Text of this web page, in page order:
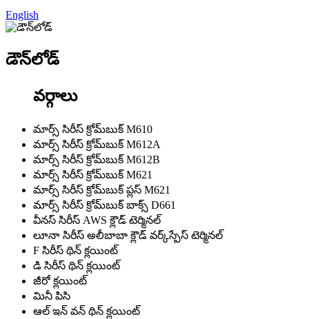
English
డౌన్‌లోడ్
వర్గాలు
మార్స్ సిరీస్ క్రోమ్‌బుక్ M610
మార్స్ సిరీస్ క్రోమ్‌బుక్ M612A
మార్స్ సిరీస్ క్రోమ్‌బుక్ M612B
మార్స్ సిరీస్ క్రోమ్‌బుక్ M621
మార్స్ సిరీస్ క్రోమ్‌బుక్ ప్లస్ M621
మార్స్ సిరీస్ క్రోమ్‌బుక్ బాక్స్ D661
వీనస్ సిరీస్ AWS క్లౌడ్ టెర్మినల్
లూనా సిరీస్ అలీబాబా క్లౌడ్ వర్క్‌స్పేస్ టెర్మినల్
F సిరీస్ థిన్ క్లయింట్
డి సిరీస్ థిన్ క్లయింట్
జీరో క్లయింట్
మినీ పిసి
ఆల్ ఇన్ వన్ థిన్ క్లయింట్